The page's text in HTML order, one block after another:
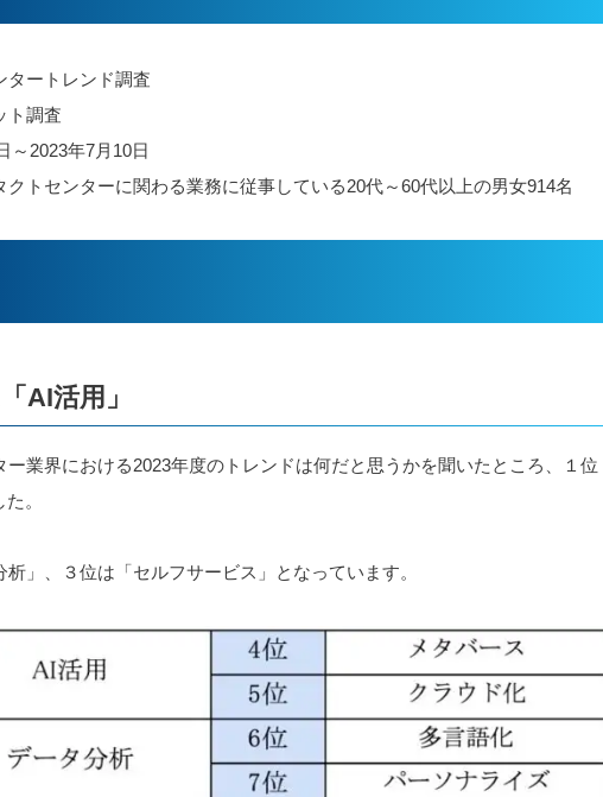
タートレンド調査
ト調査
～2023年7月10日
トセンターに関わる業務に従事している20代～60代以上の男女914名
AI活用」
ー業界における2023年度のトレンドは何だと思うかを聞いたところ、１位
。
」、３位は「セルフサービス」となっています。